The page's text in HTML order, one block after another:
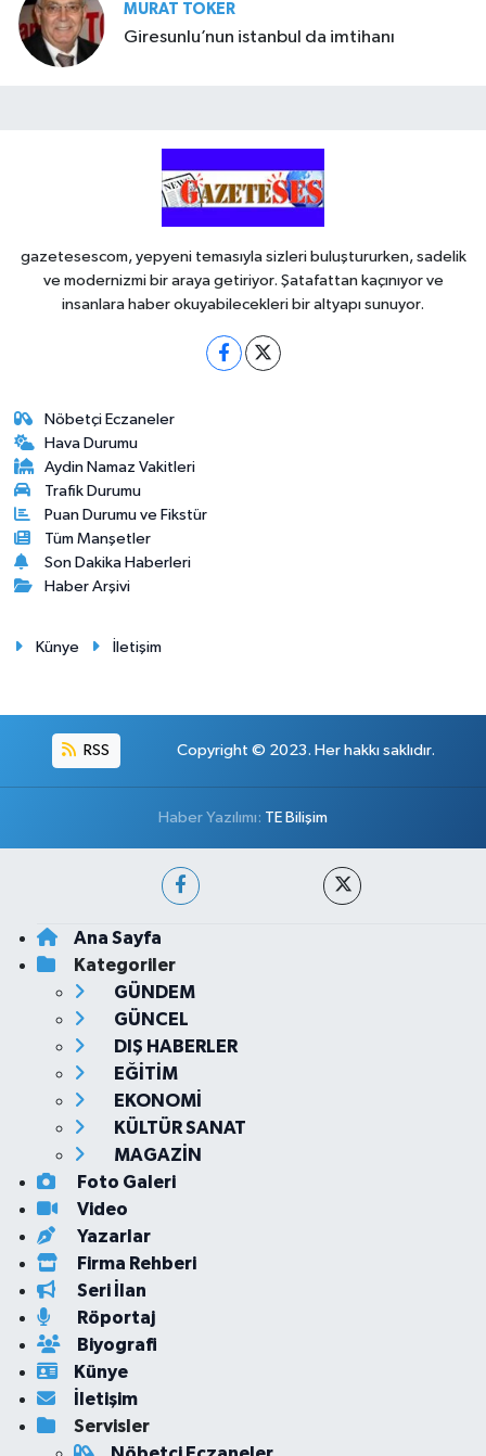
MURAT TOKER
Giresunlu’nun istanbul da imtihanı
gazetesescom, yepyeni temasıyla sizleri buluştururken, sadelik
ve modernizmi bir araya getiriyor. Şatafattan kaçınıyor ve
insanlara haber okuyabilecekleri bir altyapı sunuyor.
Nöbetçi Eczaneler
Hava Durumu
Aydin Namaz Vakitleri
Trafik Durumu
Puan Durumu ve Fikstür
Tüm Manşetler
Son Dakika Haberleri
Haber Arşivi
Künye İletişim
RSS Copyright © 2023. Her hakkı saklıdır.
Haber Yazılımı: TE Bilişim
Ana Sayfa
Kategoriler
GÜNDEM
GÜNCEL
DIŞ HABERLER
EĞİTİM
EKONOMİ
KÜLTÜR SANAT
MAGAZİN
Foto Galeri
Video
Yazarlar
Firma Rehberi
Seri İlan
Röportaj
Biyografi
Künye
İletişim
Servisler